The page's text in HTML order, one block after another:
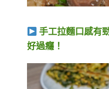
手工拉麵口感有
好過癮！